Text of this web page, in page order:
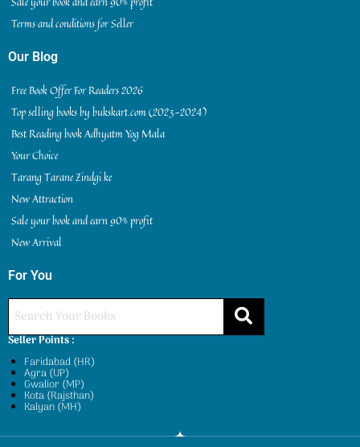
Terms and conditions for Seller
Our Blog
Free Book Offer For Readers 2026
Top selling books by bukskart.com (2023-2024)
Best Reading book Adhyatm Yog Mala
Your Choice
Tarang Tarane Zindgi ke
New Attraction
Sale your book and earn 90% profit
New Arrival
For You
Seller Points :
Faridabad (HR)
Agra (UP)
Gwalior (MP)
Kota (Rajsthan)
Kalyan (MH)